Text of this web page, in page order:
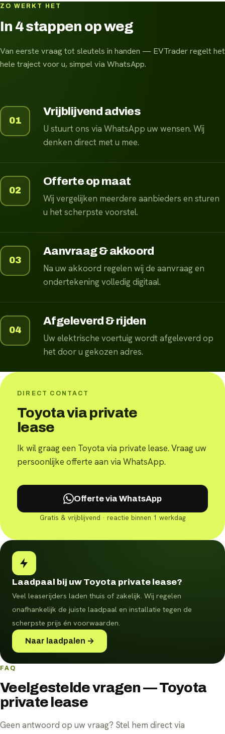
ZO WERKT HET
In 4 stappen op weg
Van eerste vraag tot sleutels in handen — EVTrader regelt het
hele traject voor u, simpel via WhatsApp.
01
Vrijblijvend advies
U stuurt ons via WhatsApp uw wensen. Wij
denken direct met u mee.
02
Offerte op maat
Wij vergelijken meerdere aanbieders en sturen
u het scherpste voorstel.
03
Aanvraag & akkoord
Na uw akkoord regelen wij de aanvraag en
ondertekening volledig digitaal.
04
Afgeleverd & rijden
Uw elektrische voertuig wordt afgeleverd op
het door u gekozen adres.
DIRECT CONTACT
Toyota via private
lease
Ik wil graag een Toyota via private lease. Vraag uw
persoonlijke offerte aan via WhatsApp.
Offerte via WhatsApp
Gratis & vrijblijvend · reactie binnen 1 werkdag
Laadpaal bij uw Toyota private lease?
Veel leaserijders laden thuis of zakelijk. Wij regelen
onafhankelijk de juiste laadpaal en installatie tegen de
scherpste prijs én voorwaarden.
Naar laadpalen →
FAQ
Veelgestelde vragen — Toyota
private lease
Geen antwoord op uw vraag? Stel hem direct via